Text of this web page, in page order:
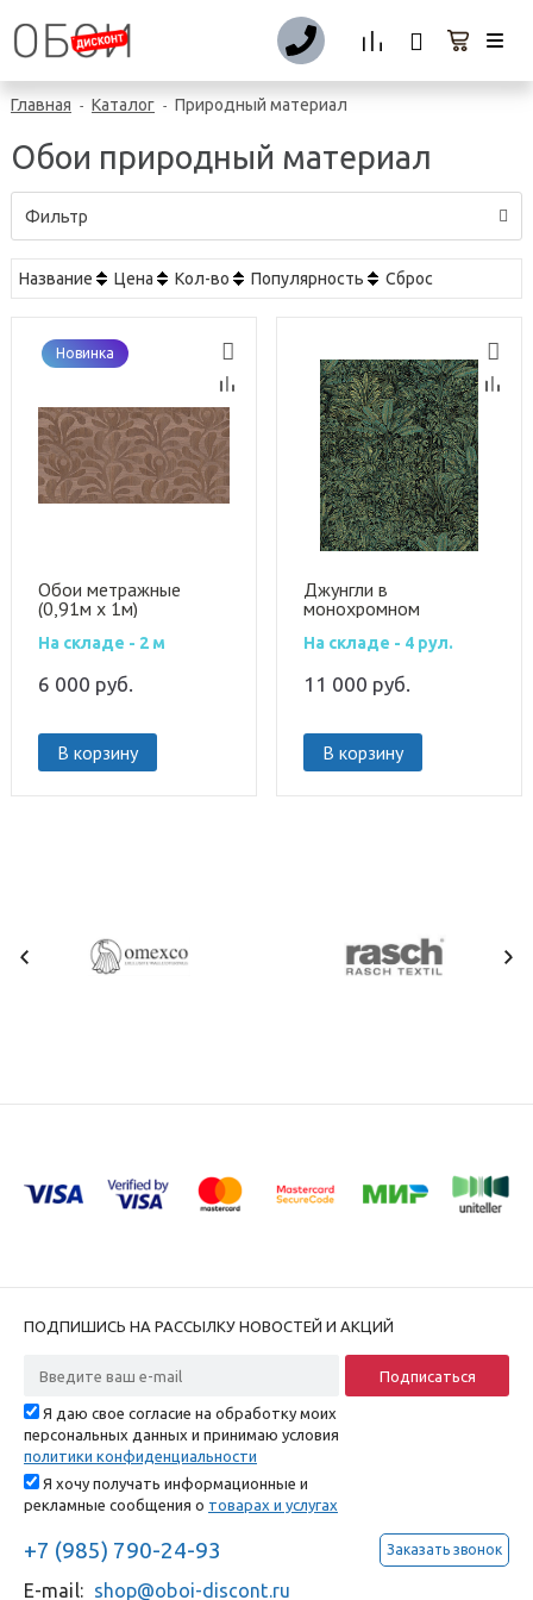
Главная - Каталог - Природный материал
Обои природный материал
Фильтр
Название Цена Кол-во Популярность Сброс
Новинка
Обои метражные
(0,91м х 1м)
На складе - 2 м
6 000 руб.
В корзину
Джунгли в
монохромном
прорисовка, эффект
изображения
На складе - 4 рул.
11 000 руб.
В корзину
ПОДПИШИСЬ НА РАССЫЛКУ НОВОСТЕЙ И АКЦИЙ
Я даю свое согласие на обработку моих
персональных данных и принимаю условия
политики конфиденциальности
Я хочу получать информационные и
рекламные сообщения о товарах и услугах
+7 (985) 790-24-93 Заказать звонок
E-mail: shop@oboi-discont.ru